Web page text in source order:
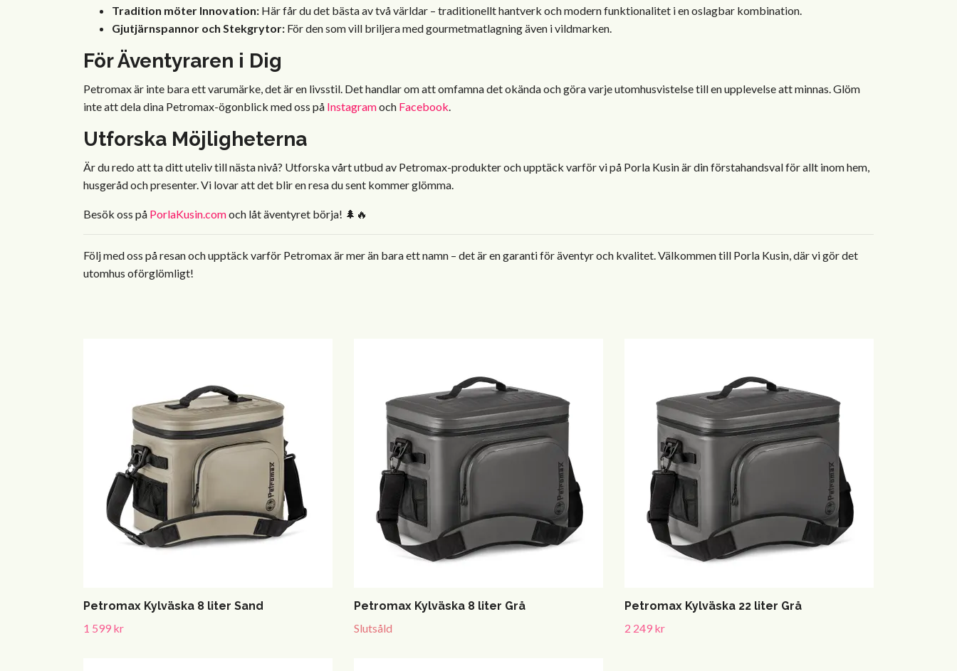
Tradition möter Innovation: Här får du det bästa av två världar – traditionellt hantverk och modern funktionalitet i en oslagbar kombination.
Gjutjärnspannor och Stekgrytor: För den som vill briljera med gourmetmatlagning även i vildmarken.
För Äventyraren i Dig
Petromax är inte bara ett varumärke, det är en livsstil. Det handlar om att omfamna det okända och göra varje utomhusvistelse till en upplevelse att minnas. Glöm
inte att dela dina Petromax-ögonblick med oss på Instagramoch Facebook.
Utforska Möjligheterna
Är du redo att ta ditt uteliv till nästa nivå? Utforska vårt utbud av Petromax-produkter och upptäck varför vi på Porla Kusin är din förstahandsval för allt inom hem,
husgeråd och presenter. Vi lovar att det blir en resa du sent kommer glömma.
Besök oss på PorlaKusin.comoch låt äventyret börja! 🌲🔥
Följ med oss på resan och upptäck varför Petromax är mer än bara ett namn – det är en garanti för äventyr och kvalitet. Välkommen till Porla Kusin, där vi gör det
utomhus oförglömligt!
Petromax Kylväska 8 liter Sand
1 599 kr
Petromax Kylväska 8 liter Grå
Slutsåld
Petromax Kylväska 22 liter Grå
2 249 kr